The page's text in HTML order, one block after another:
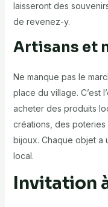
laisseront des
de revenez-y.
Artisans et
Ne manque pas le
place du village. C’est
acheter des produits
créations, des poteries
bijoux. Chaque objet a
local.
Invitation